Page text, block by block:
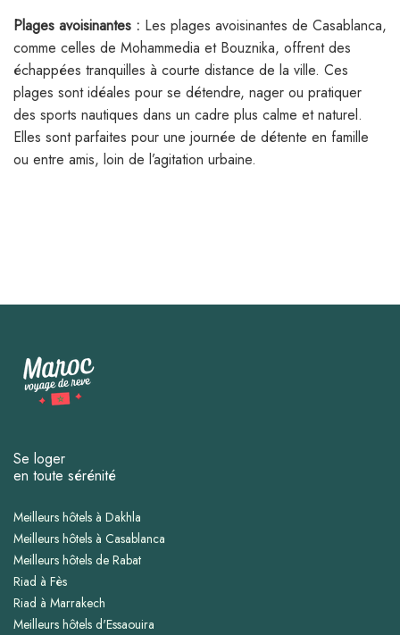
Plages avoisinantes : Les plages avoisinantes de Casablanca,
comme celles de Mohammedia et Bouznika, offrent des
échappées tranquilles à courte distance de la ville. Ces
plages sont idéales pour se détendre, nager ou pratiquer
des sports nautiques dans un cadre plus calme et naturel.
Elles sont parfaites pour une journée de détente en famille
ou entre amis, loin de l’agitation urbaine.
Se loger
en toute sérénité
Meilleurs hôtels à Dakhla
Meilleurs hôtels à Casablanca
Meilleurs hôtels de Rabat
Riad à Fès
Riad à Marrakech
Meilleurs hôtels d'Essaouira